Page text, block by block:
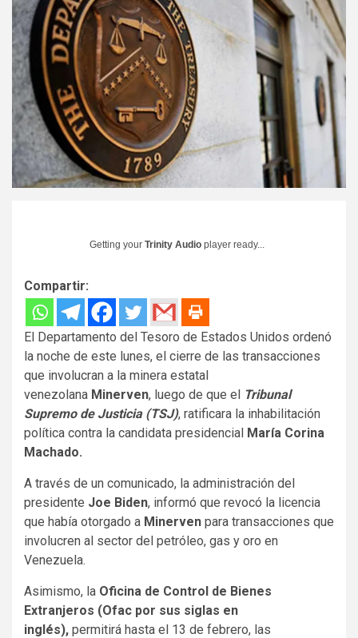
Getting your Trinity Audio player ready...
Compartir:
El Departamento del Tesoro de Estados Unidos ordenó
la noche de este lunes, el cierre de las transacciones
que involucran a la minera estatal
venezolana Minerven, luego de que el Tribunal
Supremo de Justicia (TSJ), ratificara la inhabilitación
política contra la candidata presidencial María Corina
Machado.
A través de un comunicado, la administración del
presidente Joe Biden, informó que revocó la licencia
que había otorgado a Minerven para transacciones que
involucren al sector del petróleo, gas y oro en
Venezuela.
Asimismo, la Oficina de Control de Bienes
Extranjeros (Ofac por sus siglas en
inglés), permitirá hasta el 13 de febrero, las